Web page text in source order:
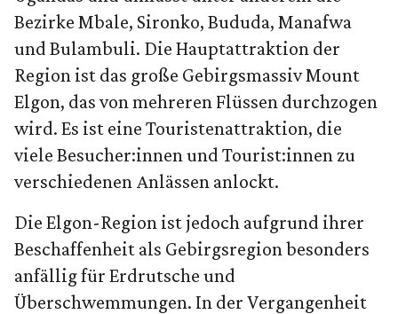
Bezirke Mbale, Sironko, Bududa, Manafwa
und Bulambuli. Die Hauptattraktion der
Region ist das große Gebirgsmassiv Mount
Elgon, das von mehreren Flüssen durchzogen
wird. Es ist eine Touristenattraktion, die
viele Besucher:innen und Tourist:innen zu
verschiedenen Anlässen anlockt.
Die Elgon-Region ist jedoch aufgrund ihrer
Beschaffenheit als Gebirgsregion besonders
anfällig für Erdrutsche und
Überschwemmungen. In der Vergangenheit